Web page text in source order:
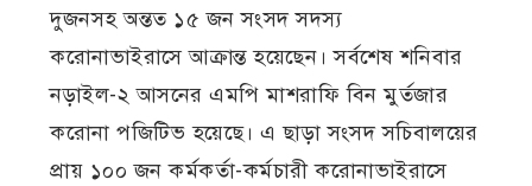
দুজনসহ অন্তত ১৫ জন সংসদ সদস্য
করোনাভাইরাসে আক্রান্ত হয়েছেন। সর্বশেষ শনিবার
নড়াইল-২ আসনের এমপি মাশরাফি বিন মুর্তজার
করোনা পজিটিভ হয়েছে। এ ছাড়া সংসদ সচিবালয়ের
প্রায় ১০০ জন কর্মকর্তা-কর্মচারী করোনাভাইরাসে